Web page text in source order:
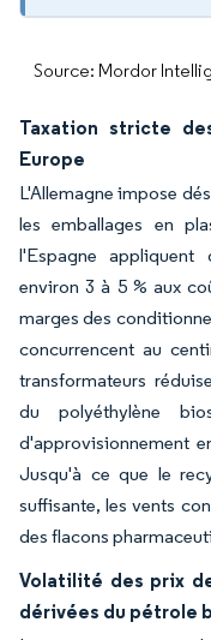
Source: Mordor
Taxation stricte
Europe
L'Allemagne impose
les emballages en
l'Espagne
environ 3 à 5 % aux
marges des
concurrencent au
transformateurs
du polyéthylène
d'approvisionnement
Jusqu'à ce que le
suffisante, les vents
des flacons
Volatilité des prix
dérivées du pétrole